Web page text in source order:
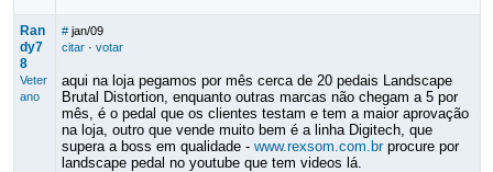
Ran
dy7
8
Veter
ano
# jan/09
citar· votar
aqui na loja pegamos por mês cerca de 20 pedais Landscape
Brutal Distortion, enquanto outras marcas não chegam a 5 por
mês, é o pedal que os clientes testam e tem a maior aprovação
na loja, outro que vende muito bem é a linha Digitech, que
supera a boss em qualidade - www.rexsom.com.brprocure por
landscape pedal no youtube que tem videos lá.